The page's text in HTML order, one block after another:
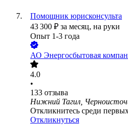
Помощник юрисконсульта
43 300 ₽ за месяц, на руки
Опыт 1-3 года
АО Энергосбытовая
4.0
•
133 отзыва
Нижний Тагил,
Откликнитесь среди
Откликнуться